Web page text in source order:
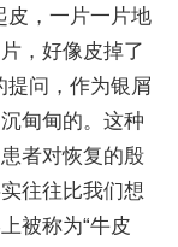
皮，一片一片地
，好像皮掉了
提问，作为银屑
甸甸的。这种
者对恢复的殷
往往比我们想
被称为“牛皮